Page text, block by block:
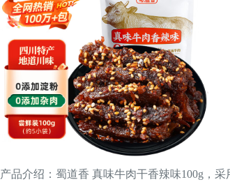
产品介绍：蜀道香 真味牛肉干香辣味100g，